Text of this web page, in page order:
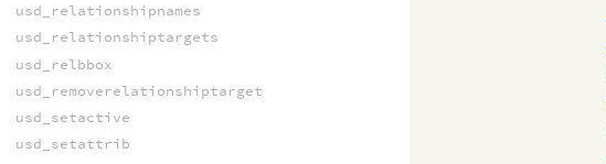
usd_relationshipnames
usd_relationshiptargets
usd_relbbox
usd_removerelationshiptarget
usd_setactive
usd_setattrib